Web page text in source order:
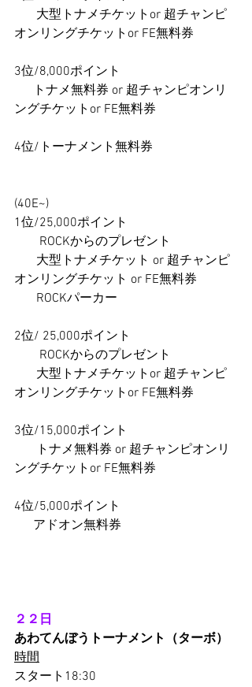
大型トナメチケットor 超チャンピ
オンリングチケットor FE無料券
3位/8,000ポイント
トナメ無料券 or 超チャンピオンリ
ングチケットor FE無料券
4位/トーナメント無料券
(40E~)
1位/25,000ポイント
ROCKからのプレゼント
大型トナメチケット or 超チャンピ
オンリングチケット or FE無料券
ROCKパーカー
2位/ 25,000ポイント
ROCKからのプレゼント
大型トナメチケットor 超チャンピ
オンリングチケットor FE無料券
3位/15,000ポイント
トナメ無料券 or 超チャンピオンリ
ングチケットor FE無料券
4位/5,000ポイント
アドオン無料券
２２日
あわてんぼうトーナメント（ターボ）
時間
スタート18:30